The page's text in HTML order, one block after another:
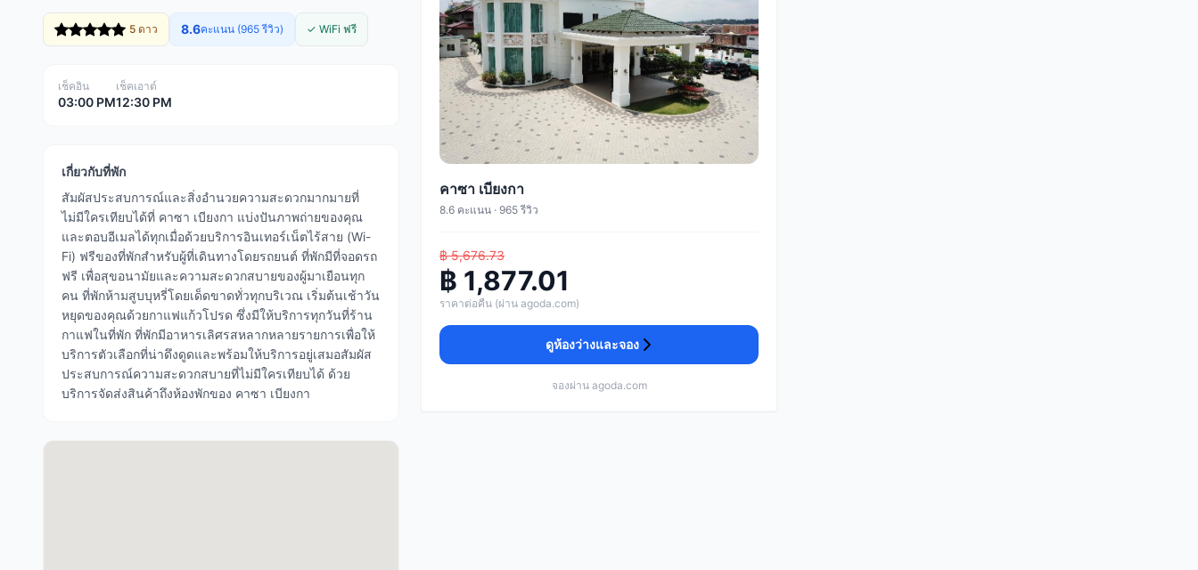
5 ดาว 8.6คะแนน (965 รีวิว) ✓ WiFi ฟรี
เช็คอิน
03:00 PM
เช็คเอาต์
12:30 PM
เกี่ยวกับที่พัก
สัมผัสประสบการณ์และสิ่งอำนวยความสะดวกมากมายที่
ไม่มีใครเทียบได้ที่ คาซา เบียงกา แบ่งปันภาพถ่ายของคุณ
และตอบอีเมลได้ทุกเมื่อด้วยบริการอินเทอร์เน็ตไร้สาย (Wi-
Fi) ฟรีของที่พักสำหรับผู้ที่เดินทางโดยรถยนต์ ที่พักมีที่จอดรถ
ฟรี เพื่อสุขอนามัยและความสะดวกสบายของผู้มาเยือนทุก
คน ที่พักห้ามสูบบุหรี่โดยเด็ดขาดทั่วทุกบริเวณ เริ่มต้นเช้าวัน
หยุดของคุณด้วยกาแฟแก้วโปรด ซึ่งมีให้บริการทุกวันที่ร้าน
กาแฟในที่พัก ที่พักมีอาหารเลิศรสหลากหลายรายการเพื่อให้
บริการตัวเลือกที่น่าดึงดูดและพร้อมให้บริการอยู่เสมอสัมผัส
ประสบการณ์ความสะดวกสบายที่ไม่มีใครเทียบได้ ด้วย
บริการจัดส่งสินค้าถึงห้องพักของ คาซา เบียงกา
คาซา เบียงกา
8.6 คะแนน · 965 รีวิว
฿ 5,676.73
฿ 1,877.01
ราคาต่อคืน (ผ่าน agoda.com)
ดูห้องว่างและจอง
จองผ่าน agoda.com